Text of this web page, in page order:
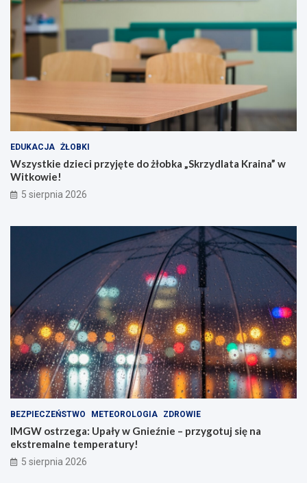
EDUKACJA ŻŁOBKI
Wszystkie dzieci przyjęte do żłobka „Skrzydlata Kraina” w
Witkowie!
5 sierpnia 2026
BEZPIECZEŃSTWO METEOROLOGIA ZDROWIE
IMGW ostrzega: Upały w Gnieźnie – przygotuj się na
ekstremalne temperatury!
5 sierpnia 2026